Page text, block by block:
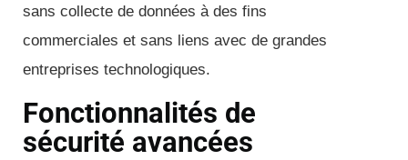
sans collecte de données à des fins
commerciales et sans liens avec de grandes
entreprises technologiques.
Fonctionnalités de
sécurité avancées